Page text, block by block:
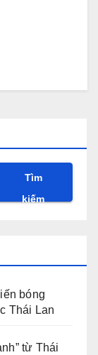
Tìm
kiếm
bóng
Thái Lan
từ Thái